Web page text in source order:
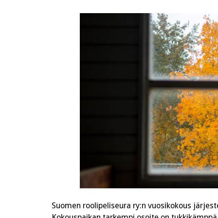
Suomen roolipeliseura ry:n vuosikokous